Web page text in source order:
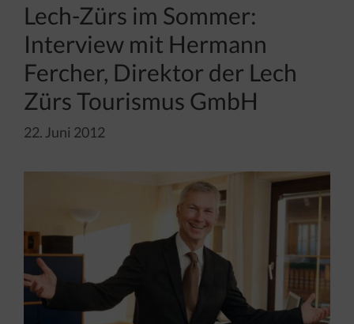
Lech-Zürs im Sommer:
Interview mit Hermann
Fercher, Direktor der Lech
Zürs Tourismus GmbH
22. Juni 2012